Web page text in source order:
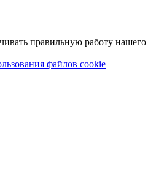
правильную работу нашего
файлов cookie